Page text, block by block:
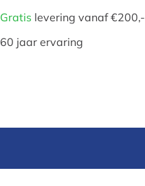
Gratis levering vanaf €200,-
60 jaar ervaring